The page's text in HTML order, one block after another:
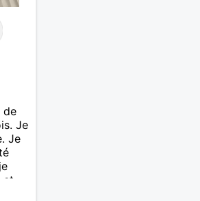
de
Je
Je
et